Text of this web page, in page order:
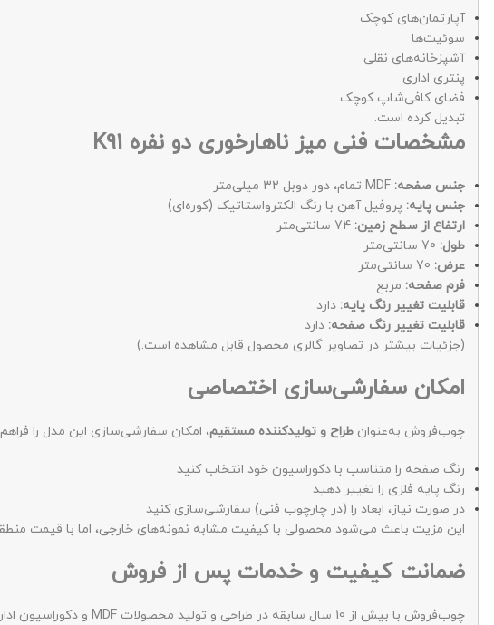
آپارتمان‌های کوچک
سوئیت‌ها
آشپزخانه‌های نقلی
پنتری اداری
فضای کافی‌شاپ کوچک
تبدیل کرده است.
مشخصات فنی میز ناهارخوری دو نفره K91
جنس صفحه:
جنس پایه: پروفیل آهن با رنگ الکترواستاتیک (کوره‌ای)
ارتفاع از سطح زمین:
طول:
عرض:
فرم صفحه: مربع
قابلیت تغییر رنگ پایه: دارد
قابلیت تغییر رنگ صفحه: دارد
(جزئیات بیشتر در تصاویر گالری محصول قابل مشاهده است.)
امکان سفارشی‌سازی اختصاصی
چوب‌فروش به‌عنوان طراح و تولیدکننده مستقیم، امکان سفارشی‌سازی این مدل را
رنگ صفحه را متناسب با دکوراسیون خود انتخاب کنید
رنگ پایه فلزی را تغییر دهید
در صورت نیاز، ابعاد را (در چارچوب فنی) سفارشی‌سازی کنید
این مزیت باعث می‌شود محصولی با کیفیت مشابه نمونه‌های خارجی، اما با قیمت
ضمانت کیفیت و خدمات پس از فروش
چوب‌فروش با بیش از 10 سال سابقه در طراحی و تولید محصولات MDF و دکوراسیون اداری و مسکونی، برای میز ناهارخوری مدل K91 شرایط زیر را ارائه می‌دهد: